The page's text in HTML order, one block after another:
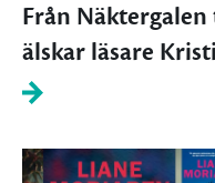
Från
älskar läsare